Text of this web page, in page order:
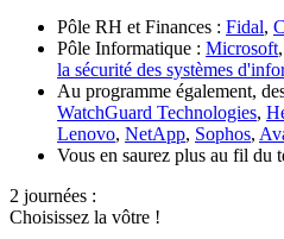
Pôle RH et Finances : Fidal,
Pôle Informatique : Microsoft,
la sécurité des systèmes
Au programme également,
WatchGuard Technologies,
Lenovo, NetApp, Sophos,
Vous en saurez plus au fil du
2 journées :
Choisissez la vôtre !